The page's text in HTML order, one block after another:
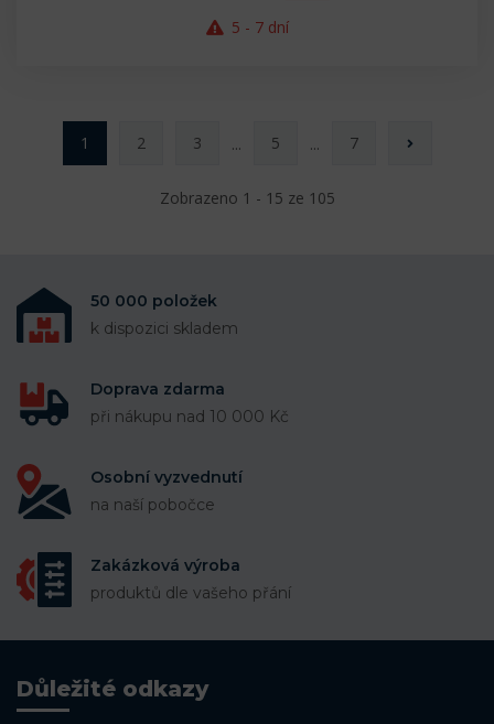
5 - 7 dní
Zobrazeno 1 - 15 ze 105
1 2 3 ... 5 ... 7
50 000 položek
k dispozici skladem
Doprava zdarma
při nákupu nad 10 000 Kč
Osobní vyzvednutí
na naší pobočce
Zakázková výroba
produktů dle vašeho přání
Důležité odkazy